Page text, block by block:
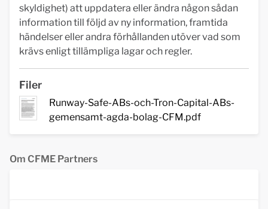
skyldighet) att uppdatera eller ändra någon sådan
information till följd av ny information, framtida
händelser eller andra förhållanden utöver vad som
krävs enligt tillämpliga lagar och regler.
Filer
Runway-Safe-ABs-och-Tron-Capital-ABs-
gemensamt-agda-bolag-CFM.pdf
Om CFME Partners